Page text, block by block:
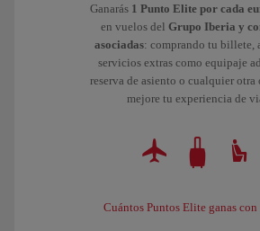
Ganarás 1 Punto Elite por cada
en vuelos del Grupo Iberia y
asociadas: comprando tu billete,
servicios extras como equipaje
reserva de asiento o cualquier otra
mejore tu experiencia de
Cuántos Puntos Elite ganas